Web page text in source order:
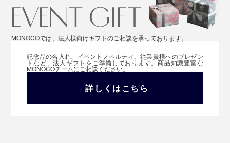
MONOCOでは、法人様向けギフトのご相談を承っております。
記念品の名入れ、イベントノベルティ、従業員様へのプレゼン
トなど、法人ギフトをご準備しております。商品知識豊富な
MONOCOチームにご相談ください。
詳しくはこちら